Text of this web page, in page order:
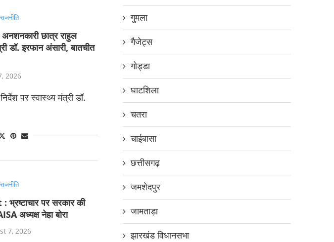
राजनीति
छात्र राहुल
डॉ. इरफान अंसारी, बातचीत
2026
पर स्वास्थ्य मंत्री डॉ.
राजनीति
पर सरकार की
अध्यक्ष नेहा बोरा
7, 2026
गुमला
गैजेट्स
गोड्डा
घाटशिला
चतरा
चाईबासा
छत्तीसगढ़
जमशेदपुर
जामताड़ा
झारखंड विधानसभा